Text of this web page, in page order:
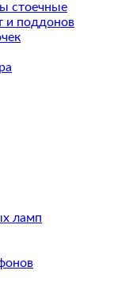
стоечные
и поддонов
ламп